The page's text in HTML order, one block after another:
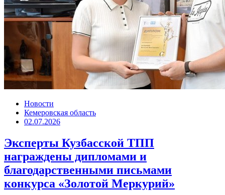
Новости
Кемеровская область
02.07.2026
Эксперты Кузбасской ТПП
награждены дипломами и
благодарственными письмами
конкурса «Золотой Меркурий»